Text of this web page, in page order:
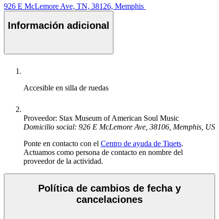
926 E McLemore Ave, TN, 38126, Memphis
Información adicional
Accesible en silla de ruedas
Proveedor: Stax Museum of American Soul Music
Domicilio social: 926 E McLemore Ave, 38106, Memphis, US
Ponte en contacto con el Centro de ayuda de Tiqets.
Actuamos como persona de contacto en nombre del
proveedor de la actividad.
Política de cambios de fecha y
cancelaciones